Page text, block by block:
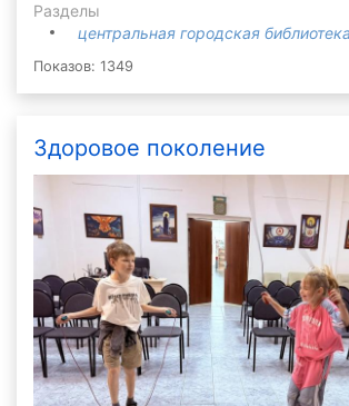
Разделы
центральная городская библиотека
Показов: 1349
Здоровое поколение